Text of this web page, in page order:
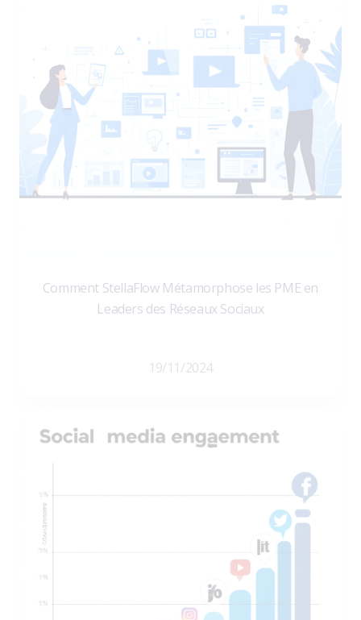
Comment StellaFlow Métamorphose les PME en
Leaders des Réseaux Sociaux
19/11/2024